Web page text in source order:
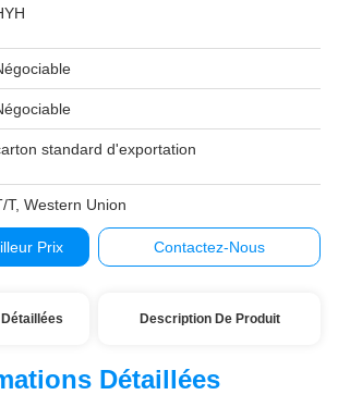
standard d'exportation
T, Western Union
Prix Contactez-Nous
Description De Produit
Détaillées